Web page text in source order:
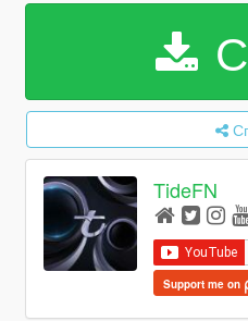
TideFN
Support me on